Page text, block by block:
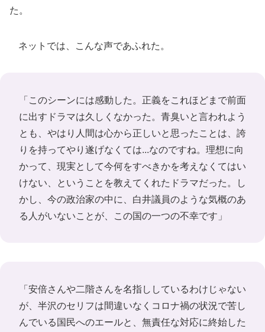
た。
ネットでは、こんな声であふれた。
「このシーンには感動した。正義をこれほどまで前面
に出すドラマは久しくなかった。青臭いと言われよう
とも、やはり人間は心から正しいと思ったことは、誇
りを持ってやり遂げなくては...なのですね。理想に向
かって、現実として今何をすべきかを考えなくてはい
けない、ということを教えてくれたドラマだった。し
かし、今の政治家の中に、白井議員のような気概のあ
る人がいないことが、この国の一つの不幸です」
「安倍さんや二階さんを名指ししているわけじゃない
が、半沢のセリフは間違いなくコロナ禍の状況で苦し
んでいる国民へのエールと、無責任な対応に終始した